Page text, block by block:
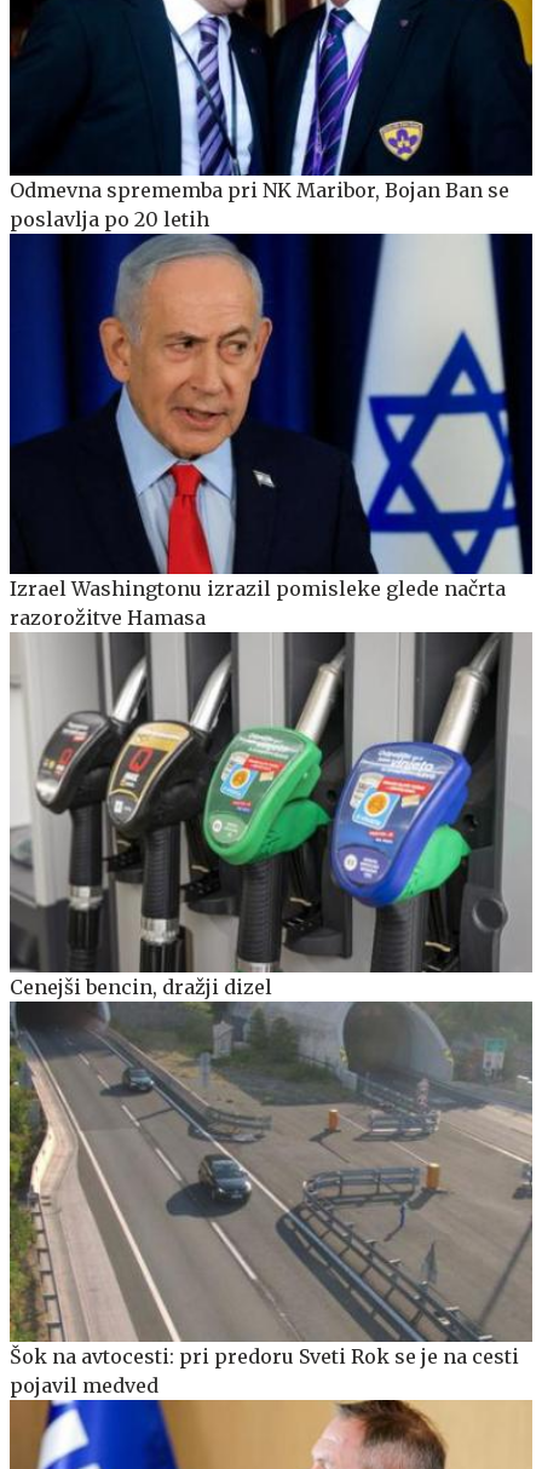
Odmevna sprememba pri NK Maribor, Bojan Ban se
poslavlja po 20 letih
Izrael Washingtonu izrazil pomisleke glede načrta
razorožitve Hamasa
Cenejši bencin, dražji dizel
Šok na avtocesti: pri predoru Sveti Rok se je na cesti
pojavil medved